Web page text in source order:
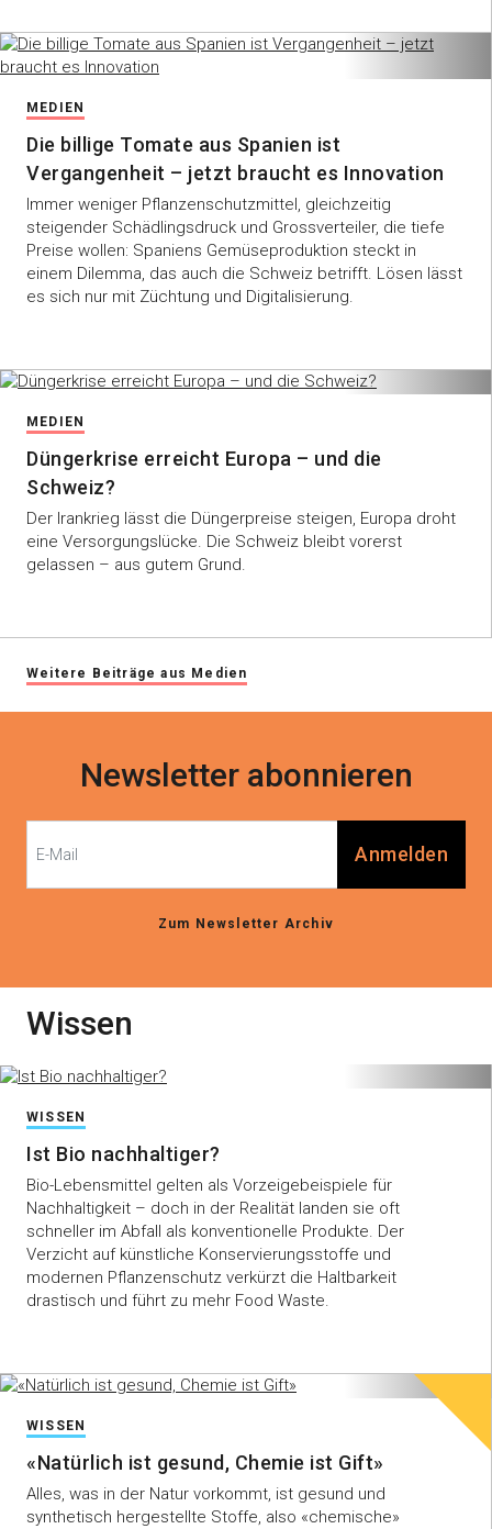
MEDIEN
Die billige Tomate aus Spanien ist
Vergangenheit – jetzt braucht es Innovation
Immer weniger Pflanzenschutzmittel, gleichzeitig
steigender Schädlingsdruck und Grossverteiler, die tiefe
Preise wollen: Spaniens Gemüseproduktion steckt in
einem Dilemma, das auch die Schweiz betrifft. Lösen lässt
es sich nur mit Züchtung und Digitalisierung.
MEDIEN
Düngerkrise erreicht Europa – und die
Schweiz?
Der Irankrieg lässt die Düngerpreise steigen, Europa droht
eine Versorgungslücke. Die Schweiz bleibt vorerst
gelassen – aus gutem Grund.
Weitere Beiträge aus Medien
Newsletter abonnieren
Anmelden
Zum Newsletter Archiv
Wissen
WISSEN
Ist Bio nachhaltiger?
Bio-Lebensmittel gelten als Vorzeigebeispiele für
Nachhaltigkeit – doch in der Realität landen sie oft
schneller im Abfall als konventionelle Produkte. Der
Verzicht auf künstliche Konservierungsstoffe und
modernen Pflanzenschutz verkürzt die Haltbarkeit
drastisch und führt zu mehr Food Waste.
WISSEN
«Natürlich ist gesund, Chemie ist Gift»
Alles, was in der Natur vorkommt, ist gesund und
synthetisch hergestellte Stoffe, also «chemische»